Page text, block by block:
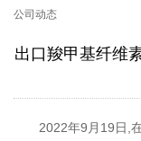
公司动态
出口羧甲基纤维
2022年9月19日,